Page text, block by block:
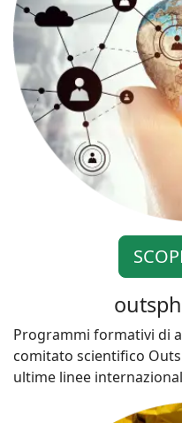
Programmi formativi di
comitato scientifico
ultime linee